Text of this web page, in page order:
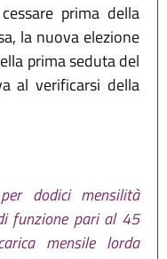
prima della
la nuova elezione
prima seduta del
al verificarsi della
dodici mensilità
funzione pari al 45
mensile lorda